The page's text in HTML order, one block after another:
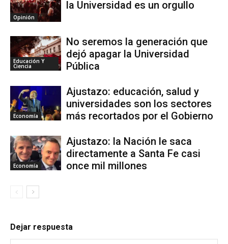
Opinión
la Universidad es un orgullo
Educación Y
Ciencia
No seremos la generación que
dejó apagar la Universidad
Pública
Economía
Ajustazo: educación, salud y
universidades son los sectores
más recortados por el Gobierno
Economía
Ajustazo: la Nación le saca
directamente a Santa Fe casi
once mil millones
Dejar respuesta